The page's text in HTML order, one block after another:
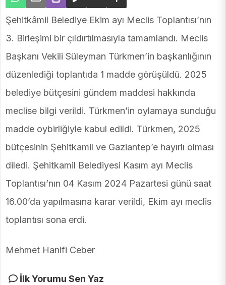
Şehitkâmil Belediye Ekim ayı Meclis Toplantısı’nın
3. Birleşimi bir çıldırtılmasıyla tamamlandı. Meclis
Başkanı Vekili Süleyman Türkmen’in başkanlığının
düzenlediği toplantıda 1 madde görüşüldü. 2025
belediye bütçesini gündem maddesi hakkında
meclise bilgi verildi. Türkmen’in oylamaya sunduğu
madde oybirliğiyle kabul edildi. Türkmen, 2025
bütçesinin Şehitkamil ve Gaziantep’e hayırlı olması
diledi. Şehitkamil Belediyesi Kasım ayı Meclis
Toplantısı’nın 04 Kasım 2024 Pazartesi günü saat
16.00’da yapılmasına karar verildi, Ekim ayı meclis
toplantısı sona erdi.
Mehmet Hanifi Ceber
İlk Yorumu Sen Yaz